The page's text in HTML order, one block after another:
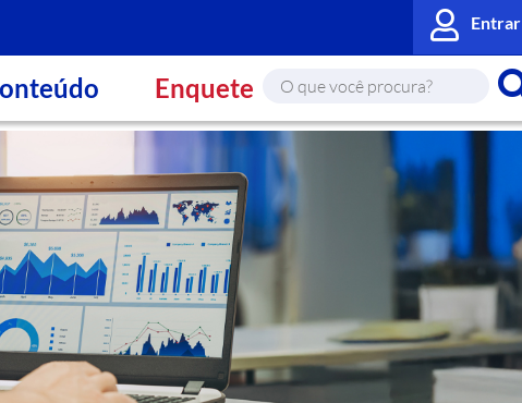
Entrar
Enquete